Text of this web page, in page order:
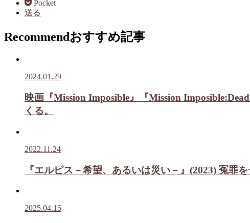
Pocket
送る
Recommendおすすめ記事
2024.01.29
映画『Mission Imposible』『Mission
くる。
2022.11.24
『エルピス－希望、あるいは災い－』(2023) 冤罪
2025.04.15